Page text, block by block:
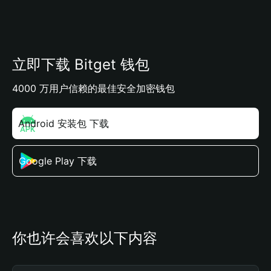
立即下载 Bitget 钱包
4000 万用户信赖的最佳安全加密钱包
Android 安装包 下载
Google Play 下载
你也许会喜欢以下内容